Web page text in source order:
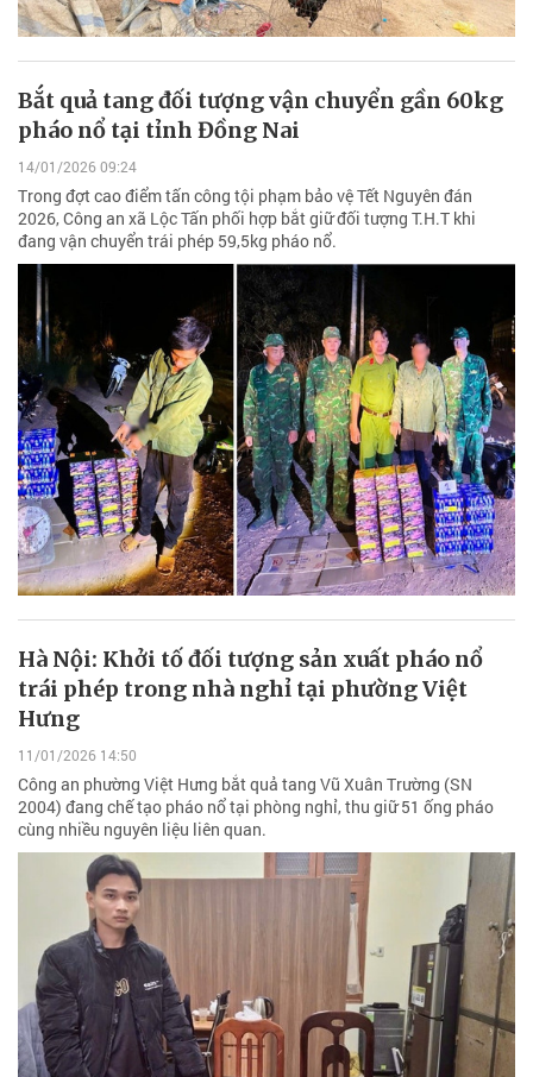
Bắt quả tang đối tượng vận chuyển gần 60kg
pháo nổ tại tỉnh Đồng Nai
14/01/2026 09:24
Trong đợt cao điểm tấn công tội phạm bảo vệ Tết Nguyên đán
2026, Công an xã Lộc Tấn phối hợp bắt giữ đối tượng T.H.T khi
đang vận chuyển trái phép 59,5kg pháo nổ.
Hà Nội: Khởi tố đối tượng sản xuất pháo nổ
trái phép trong nhà nghỉ tại phường Việt
Hưng
11/01/2026 14:50
Công an phường Việt Hưng bắt quả tang Vũ Xuân Trường (SN
2004) đang chế tạo pháo nổ tại phòng nghỉ, thu giữ 51 ống pháo
cùng nhiều nguyên liệu liên quan.